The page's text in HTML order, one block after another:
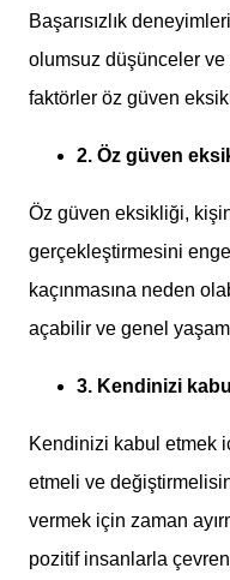
Başarısızlık
olumsuz düşünceler
faktörler öz güven
2. Öz güven
Öz güven eksikliği,
gerçekleştirmesini
kaçınmasına neden
açabilir ve genel
3. Kendinizi
Kendinizi kabul etmek
etmeli ve
vermek için zaman
pozitif insanlarla